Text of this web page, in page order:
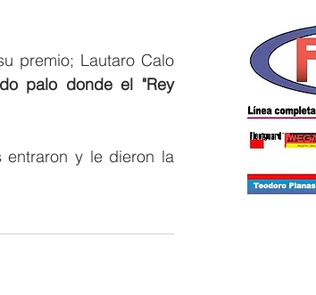
premio; Lautaro Calo
palo donde el "Rey
entraron y le dieron la